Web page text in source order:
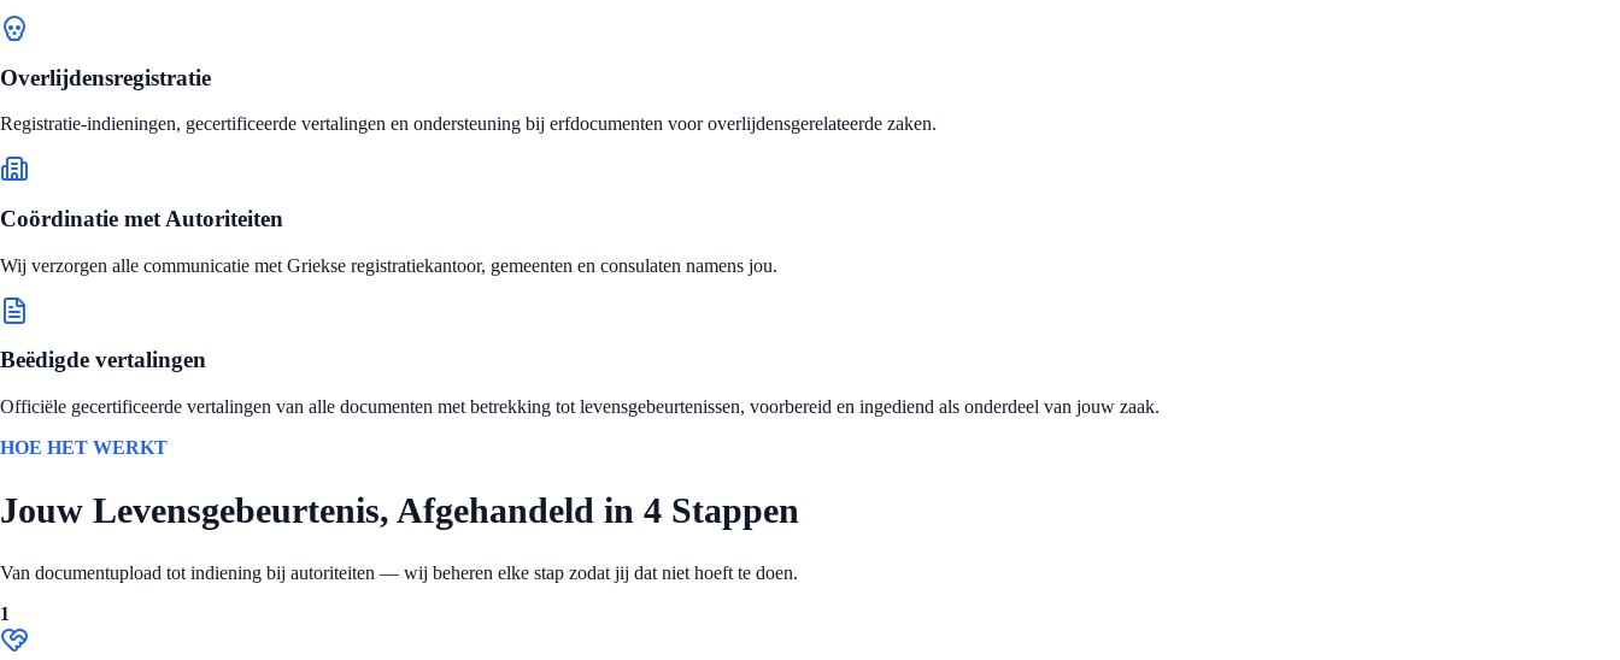
Overlijdensregistratie
Registratie-indieningen, gecertificeerde vertalingen en ondersteuning bij erfdocumenten voor overlijdensgerelateerde zaken.
Coördinatie met Autoriteiten
Wij verzorgen alle communicatie met Griekse registratiekantoor, gemeenten en consulaten namens jou.
Beëdigde vertalingen
Officiële gecertificeerde vertalingen van alle documenten met betrekking tot levensgebeurtenissen, voorbereid en ingediend als onderdeel van jouw zaak.
HOE HET WERKT
Jouw Levensgebeurtenis, Afgehandeld in 4 Stappen
Van documentupload tot indiening bij autoriteiten — wij beheren elke stap zodat jij dat niet hoeft te doen.
1